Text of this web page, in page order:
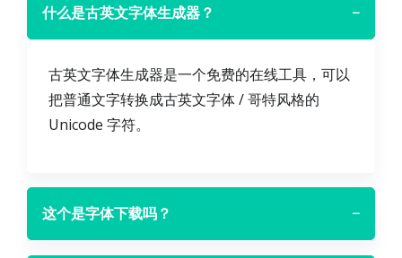
什么是古英文字体生成器？ −
古英文字体生成器是一个免费的在线工具，可以
把普通文字转换成古英文字体 / 哥特风格的
Unicode 字符。
这个是字体下载吗？ −